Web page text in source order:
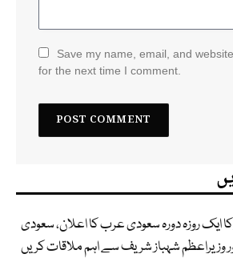
Save my name, email, and
for the next time I comment.
ایک روزہ دورہ سعودی عرب کا اعلان، سعودی
وزیراعظم شہباز شریف سے اہم ملاقات کریں